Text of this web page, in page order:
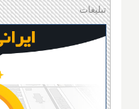
تبلیغات